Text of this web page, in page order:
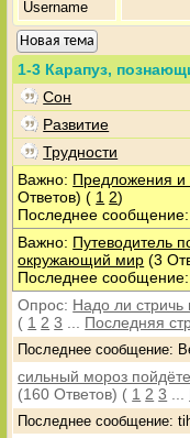
Новая тема
1-3 Карапуз,
Сон
Развитие
Трудности
Важно: Предложения и
Ответов) ( 1 2)
Последнее
Важно: Путеводитель
окружающий мир (3
Последнее
Опрос: Надо ли стричь
( 1 2 3 Последняя
Последнее сообщение:
сильный мороз
(160 Ответов) ( 1 2 3
Последнее сообщение: